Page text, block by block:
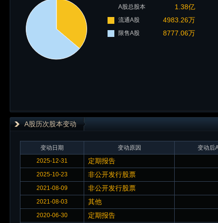
A股总股本
1.38亿
流通A股 4983.26万
限售A股 8777.06万
A股历次股本变动
变动日期 变动原因
变动后
2025-12-31
定期报告
2025-10-23 非公开发行股票
2021-08-09 非公开发行股票
2021-08-03 其他
2020-06-30 定期报告